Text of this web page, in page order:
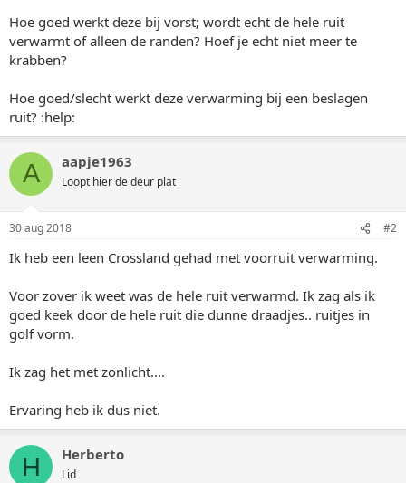
Hoe goed werkt deze bij vorst; wordt echt de hele ruit
verwarmt of alleen de randen? Hoef je echt niet meer te
krabben?
Hoe goed/slecht werkt deze verwarming bij een beslagen
ruit? :help:
A aapje1963
Loopt hier de deur plat
30 aug 2018 #2
Ik heb een leen Crossland gehad met voorruit verwarming.
Voor zover ik weet was de hele ruit verwarmd. Ik zag als ik
goed keek door de hele ruit die dunne draadjes.. ruitjes in
golf vorm.
Ik zag het met zonlicht....
Ervaring heb ik dus niet.
H Herberto
Lid